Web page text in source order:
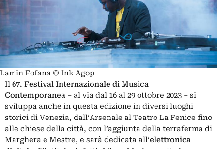
Lamin Fofana © Ink Agop
Il 67. Festival Internazionale di Musica
Contemporanea – al via dal 16 al 29 ottobre 2023 – si
sviluppa anche in questa edizione in diversi luoghi
storici di Venezia, dall’Arsenale al Teatro La Fenice fino
alle chiese della città, con l’aggiunta della terraferma di
Marghera e Mestre, e sarà dedicata all’elettronica